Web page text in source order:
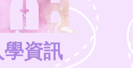
學資訊